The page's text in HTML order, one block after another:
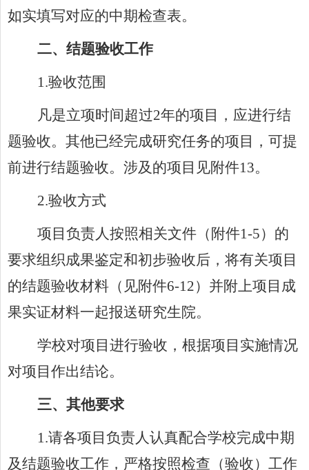
如实填写对应的中期检查表。
二、结题验收工作
1.验收范围
凡是立项时间超过2年的项目，应进行结
题验收。其他已经完成研究任务的项目，可提
前进行结题验收。涉及的项目见附件13。
2.验收方式
项目负责人按照相关文件（附件1-5）的
要求组织成果鉴定和初步验收后，将有关项目
的结题验收材料（见附件6-12）并附上项目成
果实证材料一起报送研究生院。
学校对项目进行验收，根据项目实施情况
对项目作出结论。
三、其他要求
1.请各项目负责人认真配合学校完成中期
及结题验收工作，严格按照检查（验收）工作